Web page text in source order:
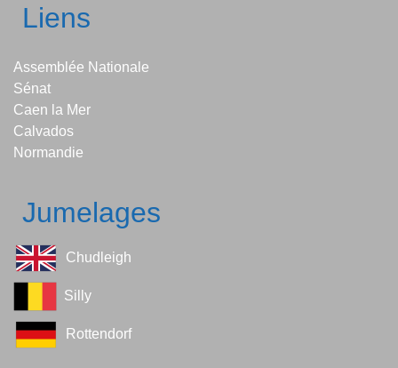
Liens
Assemblée Nationale
Sénat
Caen la Mer
Calvados
Normandie
Jumelages
Chudleigh
Silly
Rottendorf